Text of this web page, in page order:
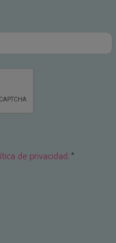
de privacidad. *